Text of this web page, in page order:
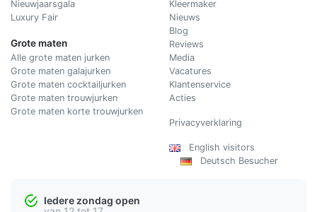
Nieuwjaarsgala
Luxury Fair
Grote maten
Alle grote maten jurken
Grote maten galajurken
Grote maten cocktailjurken
Grote maten trouwjurken
Grote maten korte trouwjurken
Kleermaker
Nieuws
Blog
Reviews
Media
Vacatures
Klantenservice
Acties
Privacyverklaring
English visitors
Deutsch Besucher
Iedere zondag open